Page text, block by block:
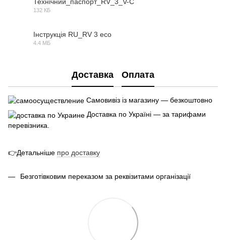
132 КБ
Інструкція RU_RV 3 eco
4.4 МБ
Доставка Оплата
Самовивіз із магазину — безкоштовно
Доставка по Україні — за тарифами
перевізника.
👉Детальніше про доставку
Безготівковим переказом за реквізитами організації